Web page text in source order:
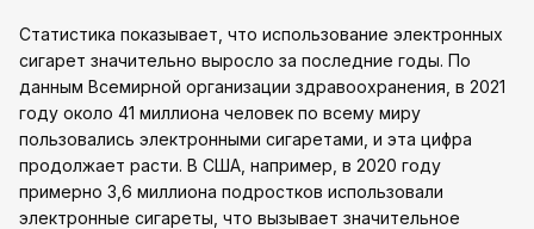
Статистика показывает, что использование электронных
сигарет значительно выросло за последние годы. По
данным Всемирной организации здравоохранения, в 2021
году около 41 миллиона человек по всему миру
пользовались электронными сигаретами, и эта цифра
продолжает расти. В США, например, в 2020 году
примерно 3,6 миллиона подростков использовали
электронные сигареты, что вызывает значительное